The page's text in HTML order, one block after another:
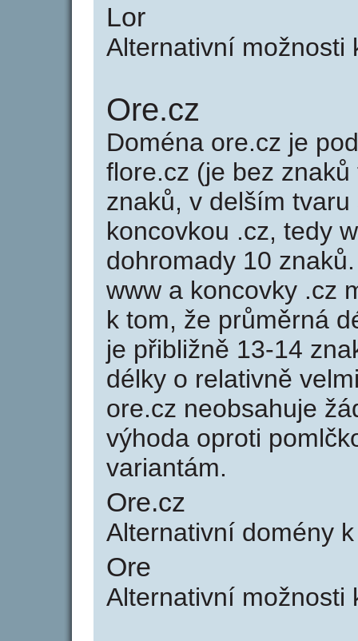
Lor
Alternativní možnosti
Ore.cz
Doména ore.cz je
flore.cz (je bez
znaků, v delším
koncovkou .cz, tedy
dohromady 10
www a koncovky .cz
k tom, že průměrná
je přibližně 13-14
délky o relativně
ore.cz neobsahuje
výhoda oproti
variantám.
Ore.cz
Alternativní domény
Ore
Alternativní